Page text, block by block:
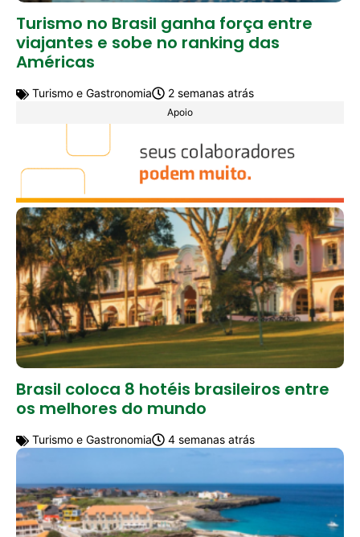
Turismo no Brasil ganha força entre
viajantes e sobe no ranking das
Américas
Turismo e Gastronomia 2 semanas atrás
Apoio
Brasil coloca 8 hotéis brasileiros entre
os melhores do mundo
Turismo e Gastronomia 4 semanas atrás